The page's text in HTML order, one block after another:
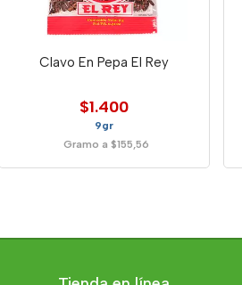
Clavo En Pepa El Rey
$1.400
9gr
Gramo a $155,56